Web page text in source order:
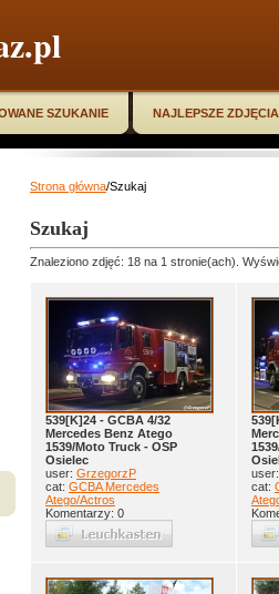
SZUKANIE NAJLEPSZE ZDJĘCIA
Strona główna/Szukaj
Szukaj
Znaleziono zdjęć: 18 na 1 stronie(ach).
539[K]24 - GCBA 4/32
Mercedes Benz Atego
1539/Moto Truck - OSP
Osielec
user: GrzegorzP
cat: GCBA Mercedes
Atego/Actros
Komentarzy: 0
cat: